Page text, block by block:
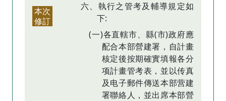
本次
修訂
六、執行之管考及輔導規定如
下:
(一)各直轄市、縣(市)政府應
配合本部營建署，自計畫
核定後按期確實填報各分
项計畫管考表，並以传真
及电子郵件傳送本部营建
署聯絡人，並出席本部營